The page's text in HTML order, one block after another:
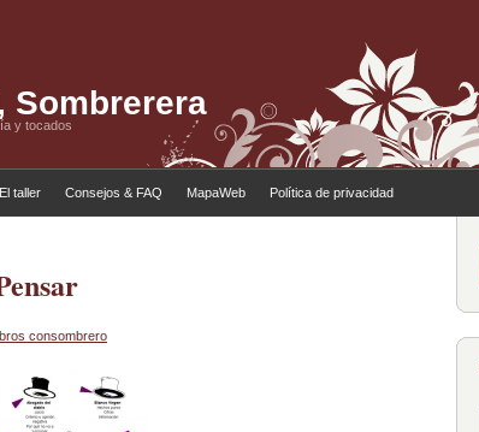
Sombrerera
y tocados
El taller Consejos & FAQ MapaWeb Política de privacidad
consombrero